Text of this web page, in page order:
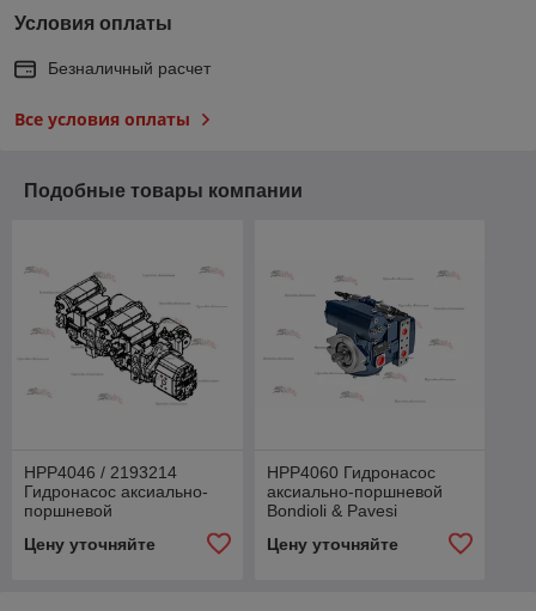
Условия оплаты
Безналичный расчет
Все условия оплаты
Подобные товары компании
HPP4046 / 2193214
Гидронасос аксиально-
поршневой
Bondioli&Pavesi MULTIPLA
HPP4046RB1GKOVXP-
Цену уточняйте
HPP4060 Гидронасос
аксиально-поршневой
Bondioli & Pavesi
HPP4060RB1GS03VY-161
(HP P4 060 R B 1 G S 0 3
Цену уточняйте